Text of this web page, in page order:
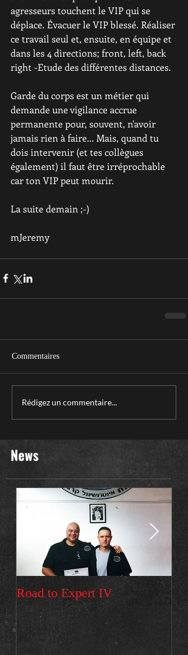
agresseurs touchent le VIP qui se
déplace. Évacuer le VIP blessé. Réaliser
ce travail seul et, ensuite, en équipe et
dans les 4 directions; front, left, back
right -Etude des différentes distances.
Garde du corps est un métier qui
demande une vigilance accrue
permanente pour, souvent, n'avoir
jamais rien à faire... Mais, quand tu
dois intervenir (et tes collègues
également) il faut être irréprochable
car ton VIP peut mourir.
La suite demain ;-)
mJeremy
Commentaires
Rédigez un commentaire...
News
Road to Expert IV